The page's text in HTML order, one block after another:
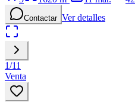
Contactar Ver detalles
1/11
Venta